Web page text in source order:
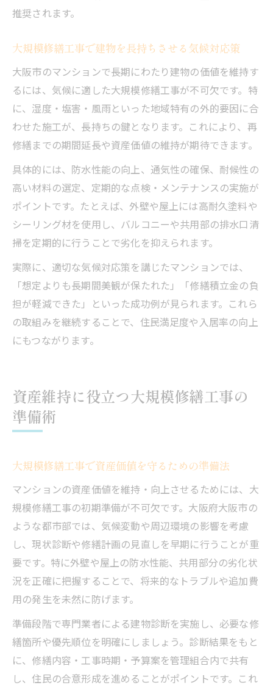
推奨されます。
大規模修繕工事で建物を長持ちさせる気候対応策
大阪市のマンションで長期にわたり建物の価値を維持す
るには、気候に適した大規模修繕工事が不可欠です。特
に、湿度・塩害・風雨といった地域特有の外的要因に合
わせた施工が、長持ちの鍵となります。これにより、再
修繕までの期間延長や資産価値の維持が期待できます。
具体的には、防水性能の向上、通気性の確保、耐候性の
高い材料の選定、定期的な点検・メンテナンスの実施が
ポイントです。たとえば、外壁や屋上には高耐久塗料や
シーリング材を使用し、バルコニーや共用部の排水口清
掃を定期的に行うことで劣化を抑えられます。
実際に、適切な気候対応策を講じたマンションでは、
「想定よりも長期間美観が保たれた」「修繕積立金の負
担が軽減できた」といった成功例が見られます。これら
の取組みを継続することで、住民満足度や入居率の向上
にもつながります。
資産維持に役立つ大規模修繕工事の
準備術
大規模修繕工事で資産価値を守るための準備法
マンションの資産価値を維持・向上させるためには、大
規模修繕工事の初期準備が不可欠です。大阪府大阪市の
ような都市部では、気候変動や周辺環境の影響を考慮
し、現状診断や修繕計画の見直しを早期に行うことが重
要です。特に外壁や屋上の防水性能、共用部分の劣化状
況を正確に把握することで、将来的なトラブルや追加費
用の発生を未然に防げます。
準備段階で専門業者による建物診断を実施し、必要な修
繕箇所や優先順位を明確にしましょう。診断結果をもと
に、修繕内容・工事時期・予算案を管理組合内で共有
し、住民の合意形成を進めることがポイントです。これ